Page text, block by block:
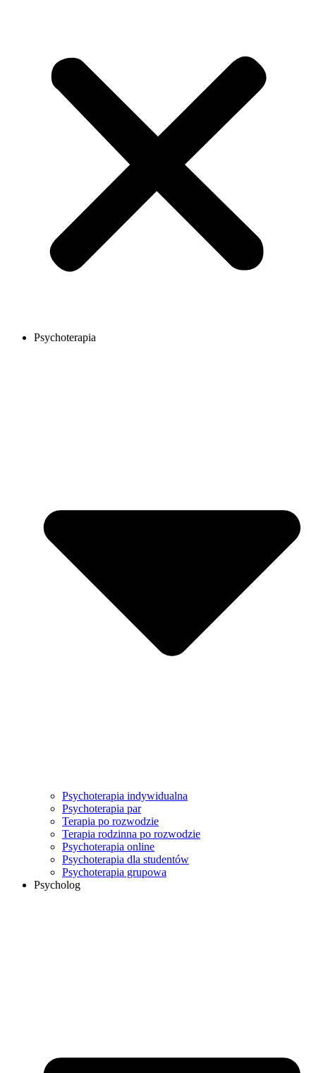
Psychoterapia
Psychoterapia indywidualna
Psychoterapia par
Terapia po rozwodzie
Terapia rodzinna po rozwodzie
Psychoterapia online
Psychoterapia dla studentów
Psychoterapia grupowa
Psycholog